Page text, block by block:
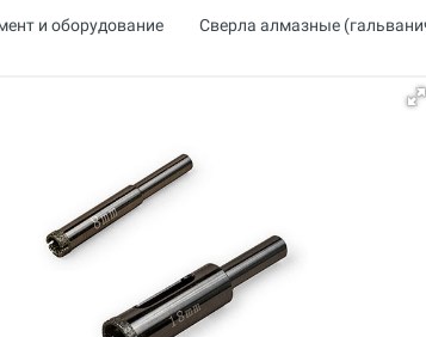
и оборудование Сверла алмазные